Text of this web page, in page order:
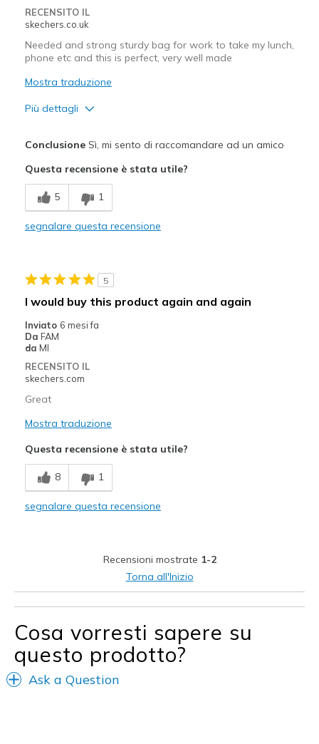
RECENSITO IL
skechers.co.uk
Needed and strong sturdy bag for work to take my lunch,
phone etc and this is perfect, very well made
Mostra traduzione
Più dettagli
ConclusioneSì, mi sento di raccomandare ad un amico
Questa recensione è stata utile?
5 1
segnalare questa recensione
5
I would buy this product again and again
Inviato 6 mesi fa
Da FAM
da MI
RECENSITO IL
skechers.com
Great
Mostra traduzione
Questa recensione è stata utile?
8 1
segnalare questa recensione
Recensioni mostrate 1-2
Torna all'Inizio
Cosa vorresti sapere su
questo prodotto?
Ask a Question